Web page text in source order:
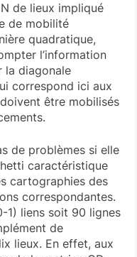
de lieux impliqué
de mobilité
quadratique,
l’information
la diagonale
correspond ici aux
être mobilisés
de problèmes si elle
caractéristique
cartographies des
correspondantes.
1) liens soit 90 lignes
de
lieux. En effet, aux